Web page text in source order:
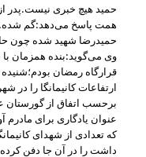
حمید هیچ خبری
همت پاسخ می‌دهد:گم
حمیدرضا شهید شده چون
وی می‌گوید:بنده همزمان
قرارگاه رمضان
ارتفاعات كانیمانگا را
برحسب اتفاق از
عنوان یادگاری برای مادرم
كه تعدادی از شهدای
داشت را در آن جا دفن